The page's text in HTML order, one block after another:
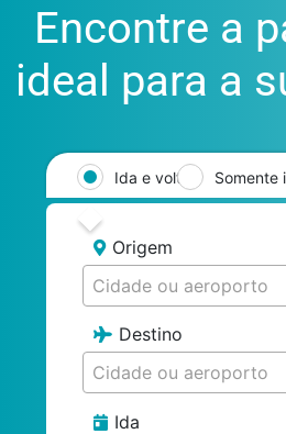
Encontre a
ideal para a
Ida e volta Somente
Origem
Cidade ou aeroporto
Destino
Cidade ou aeroporto
Ida